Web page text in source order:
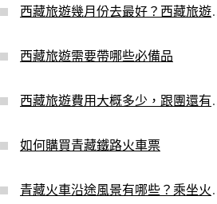
西藏旅遊幾月份去最好？西藏旅遊
西藏旅遊需要帶哪些必備品
西藏旅遊費用大概多少，跟團還有
如何購買青藏鐵路火車票
青藏火車沿途風景有哪些？乘坐火